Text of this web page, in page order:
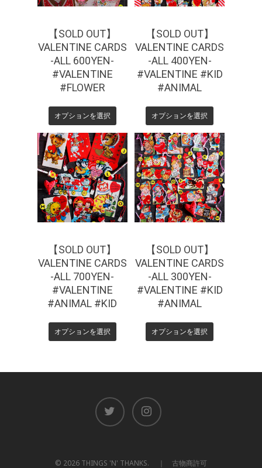
【SOLD OUT】
VALENTINE CARDS
-ALL 600YEN-
#VALENTINE
#FLOWER
オプションを選択
【SOLD OUT】
VALENTINE CARDS
-ALL 400YEN-
#VALENTINE #KID
#ANIMAL
オプションを選択
¥770
【SOLD OUT】
VALENTINE CARDS
-ALL 700YEN-
#VALENTINE
#ANIMAL #KID
オプションを選択
¥330
【SOLD OUT】
VALENTINE CARDS
-ALL 300YEN-
#VALENTINE #KID
#ANIMAL
オプションを選択
© 2026 THINGS 'N' THANKS. ｜ 古物商許可